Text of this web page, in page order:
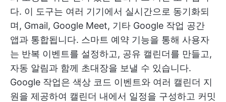
다. 이 도구는 여러 기기에서 실시간으로 동기화되
며, Gmail, Google Meet, 기타 Google 작업 공간
앱과 통합됩니다. 스마트 예약 기능을 통해 사용자
는 반복 이벤트를 설정하고, 공유 캘린더를 만들고,
자동 알림과 함께 초대장을 보낼 수 있습니다.
Google 작업은 색상 코드 이벤트와 여러 캘린더 지
원을 제공하여 캘린더 내에서 일정을 구성하고 커밋